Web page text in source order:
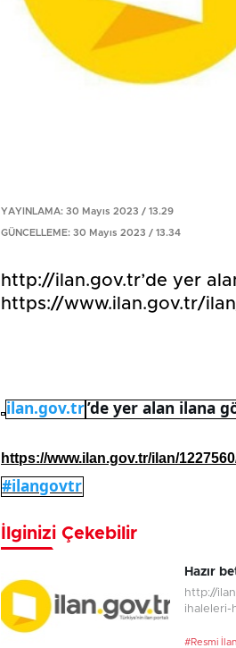
YAYINLAMA: 30 Mayıs 2023 / 13.29
GÜNCELLEME: 30 Mayıs 2023 / 13.34
http://ilan.gov.tr’de yer
https://www.ilan.gov.tr/
ilan.gov.tr’de yer alan ilana
https://www.ilan.gov.tr/ilan/
#ilangovtr
İlginizi Çekebilir
Hazır
http://
ihaleleri-
#Resmi